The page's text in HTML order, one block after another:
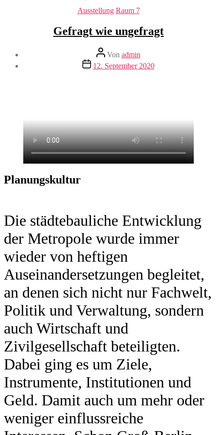
Kategorien
Ausstellung Raum 7
Gefragt wie ungefragt
Beitragsautor
Von admin
Beitragsdatum
12. September 2020
Planungskultur
Die städtebauliche Entwicklung
der Metropole wurde immer
wieder von heftigen
Auseinandersetzungen begleitet,
an denen sich nicht nur Fachwelt,
Politik und Verwaltung, sondern
auch Wirtschaft und
Zivilgesellschaft beteiligten.
Dabei ging es um Ziele,
Instrumente, Institutionen und
Geld. Damit auch um mehr oder
weniger einflussreiche